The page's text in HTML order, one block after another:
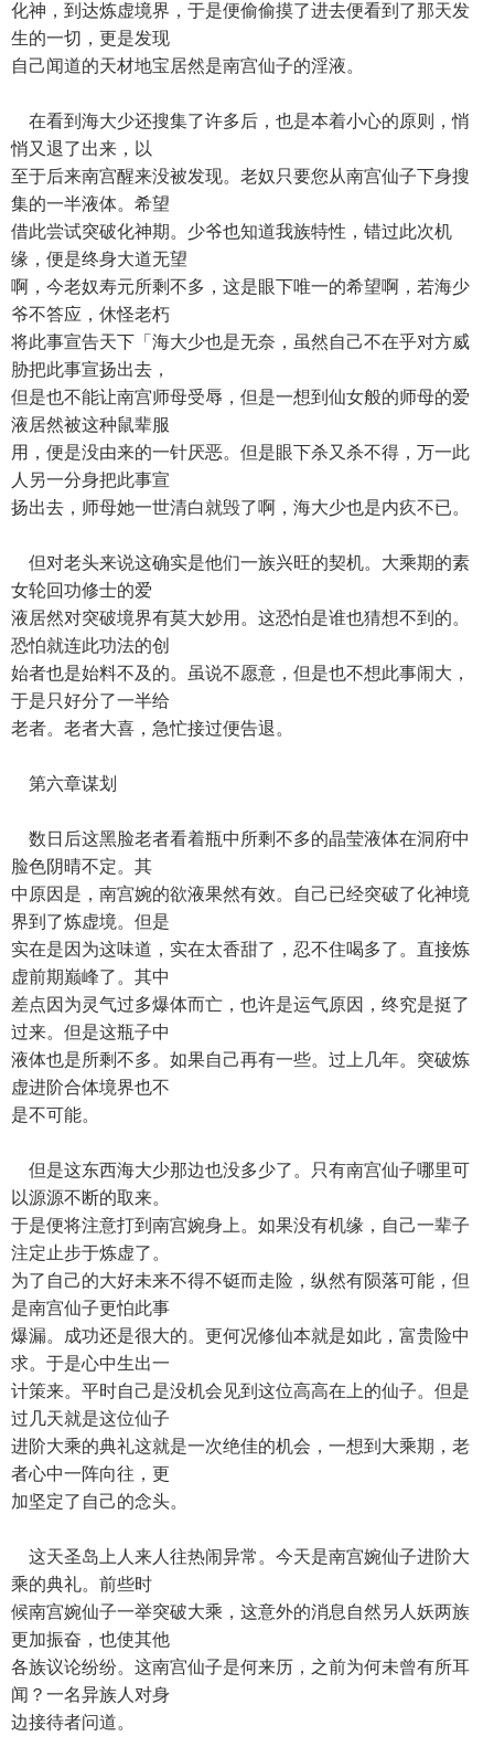
化神，到达炼虚境界，于是便偷偷摸了进去便看到了那天发
生的一切，更是发现
自己闻道的天材地宝居然是南宫仙子的淫液。
在看到海大少还搜集了许多后，也是本着小心的原则，悄
悄又退了出来，以
至于后来南宫醒来没被发现。老奴只要您从南宫仙子下身搜
集的一半液体。希望
借此尝试突破化神期。少爷也知道我族特性，错过此次机
缘，便是终身大道无望
啊，今老奴寿元所剩不多，这是眼下唯一的希望啊，若海少
爷不答应，休怪老朽
将此事宣告天下「海大少也是无奈，虽然自己不在乎对方威
胁把此事宣扬出去，
但是也不能让南宫师母受辱，但是一想到仙女般的师母的爱
液居然被这种鼠辈服
用，便是没由来的一针厌恶。但是眼下杀又杀不得，万一此
人另一分身把此事宣
扬出去，师母她一世清白就毁了啊，海大少也是内疚不已。
但对老头来说这确实是他们一族兴旺的契机。大乘期的素
女轮回功修士的爱
液居然对突破境界有莫大妙用。这恐怕是谁也猜想不到的。
恐怕就连此功法的创
始者也是始料不及的。虽说不愿意，但是也不想此事闹大，
于是只好分了一半给
老者。老者大喜，急忙接过便告退。
第六章谋划
数日后这黑脸老者看着瓶中所剩不多的晶莹液体在洞府中
脸色阴晴不定。其
中原因是，南宫婉的欲液果然有效。自己已经突破了化神境
界到了炼虚境。但是
实在是因为这味道，实在太香甜了，忍不住喝多了。直接炼
虚前期巅峰了。其中
差点因为灵气过多爆体而亡，也许是运气原因，终究是挺了
过来。但是这瓶子中
液体也是所剩不多。如果自己再有一些。过上几年。突破炼
虚进阶合体境界也不
是不可能。
但是这东西海大少那边也没多少了。只有南宫仙子哪里可
以源源不断的取来。
于是便将注意打到南宫婉身上。如果没有机缘，自己一辈子
注定止步于炼虚了。
为了自己的大好未来不得不铤而走险，纵然有陨落可能，但
是南宫仙子更怕此事
爆漏。成功还是很大的。更何况修仙本就是如此，富贵险中
求。于是心中生出一
计策来。平时自己是没机会见到这位高高在上的仙子。但是
过几天就是这位仙子
进阶大乘的典礼这就是一次绝佳的机会，一想到大乘期，老
者心中一阵向往，更
加坚定了自己的念头。
这天圣岛上人来人往热闹异常。今天是南宫婉仙子进阶大
乘的典礼。前些时
候南宫婉仙子一举突破大乘，这意外的消息自然另人妖两族
更加振奋，也使其他
各族议论纷纷。这南宫仙子是何来历，之前为何未曾有所耳
闻？一名异族人对身
边接待者问道。